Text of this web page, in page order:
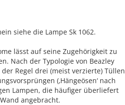
siehe die Lampe Sk 1062.
lässt auf seine Zugehörigkeit zu
Nach der Typologie von Beazley
der Regel drei (meist verzierte) Tüllen
(‚Hängeösen‘ nach
Lampen, die häufiger überliefert
angebracht.